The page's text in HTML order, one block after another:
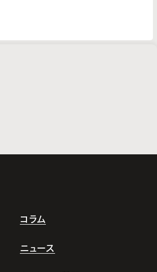
コラム
ニュース